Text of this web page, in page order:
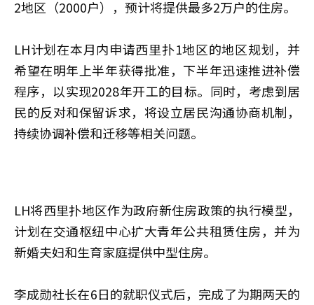
2地区（2000户），预计将提供最多2万户的住房。
LH计划在本月内申请西里扑1地区的地区规划，并
希望在明年上半年获得批准，下半年迅速推进补偿
程序，以实现2028年开工的目标。同时，考虑到居
民的反对和保留诉求，将设立居民沟通协商机制，
持续协调补偿和迁移等相关问题。
LH将西里扑地区作为政府新住房政策的执行模型，
计划在交通枢纽中心扩大青年公共租赁住房，并为
新婚夫妇和生育家庭提供中型住房。
李成勋社长在6日的就职仪式后，完成了为期两天的